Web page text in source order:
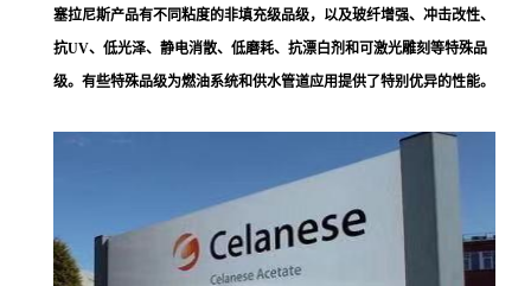
塞拉尼斯产品有不同粘度的非填充级品级，以及玻纤增强、冲击改性、
抗UV、低光泽、静电消散、低磨耗、抗漂白剂和可激光雕刻等特殊品
级。有些特殊品级为燃油系统和供水管道应用提供了特别优异的性能。